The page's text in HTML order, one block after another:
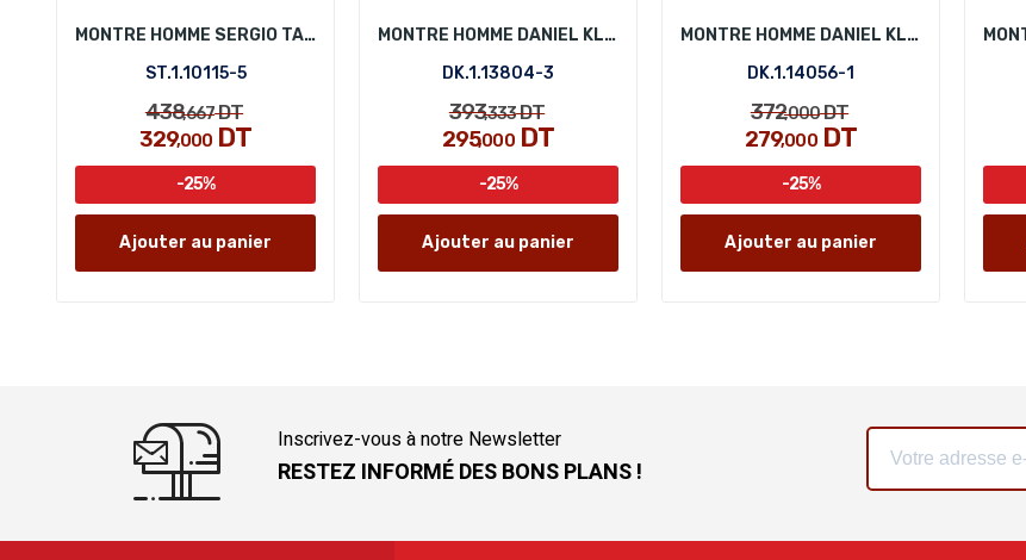
MONTRE HOMME SERGIO TACCHINI ST.1.10115-5
ST.1.10115-5
438,667DT
329,000 DT
-25%
Ajouter au panier
MONTRE HOMME DANIEL KLEIN DK.1.13804-3
DK.1.13804-3
393,333DT
295,000DT
-25%
Ajouter au panier
MONTRE HOMME DANIEL KLEIN DK.1.14056-1
DK.1.14056-1
372,000DT
279,000DT
-25%
Ajouter au panier
Inscrivez-vous à notre Newsletter
RESTEZ INFORMÉ DES BONS PLANS !